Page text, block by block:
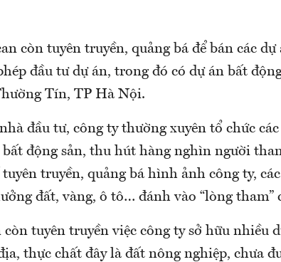
còn tuyên truyền, quảng bá để bán các dự
đầu tư dự án, trong đó có dự án bất
Tín, TP Hà Nội.
đầu tư, công ty thường xuyên tổ chức
động sản, thu hút hàng nghìn người
truyền, quảng bá hình ảnh công ty,
đất, vàng, ô tô… đánh vào “lòng tham”
còn tuyên truyền việc công ty sở hữu nhiều
thực chất đây là đất nông nghiệp, chưa